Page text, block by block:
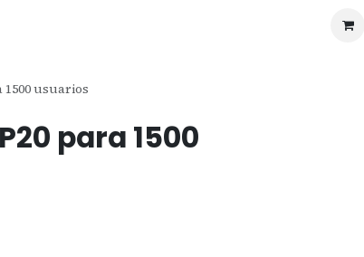
1500 usuarios
para 1500